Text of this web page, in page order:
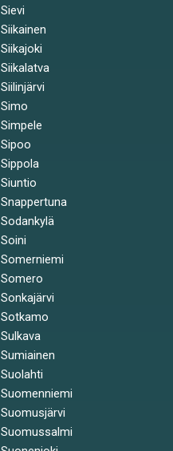
Sievi
Siikainen
Siikajoki
Siikalatva
Siilinjärvi
Simo
Simpele
Sipoo
Sippola
Siuntio
Snappertuna
Sodankylä
Soini
Somerniemi
Somero
Sonkajärvi
Sotkamo
Sulkava
Sumiainen
Suolahti
Suomenniemi
Suomusjärvi
Suomussalmi